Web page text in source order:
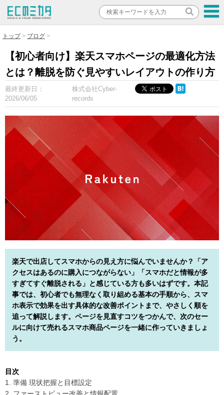
トップ ブログ
【初心者向け】楽天スマホページの最適化方法
とは？離脱を防ぐ見やすいレイアウトの作り方
最終更新日：
2026/06/05
株式会社Cyber-
records
楽天で出店してスマホからの見え方に悩んでいませんか？「ア
クセスはあるのに購入につながらない」「スマホだと情報が多
すぎてすぐ離脱される」と感じている方も多いはずです。本記
事では、初心者でも無理なく取り組める基本の手順から、スマ
ホ表示で効果を出す具体的な改善ポイントまで、やさしく順を
追って解説します。ページを見直すコツをつかんで、次のセー
ルに向けて売れるスマホ商品ページを一緒に作っていきましょ
う。
目次
1. 準備 現状把握と目標設定